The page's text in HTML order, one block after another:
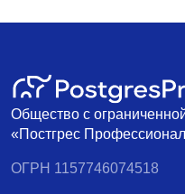
Общество с
«Постгрес
ОГРН 1157746074518